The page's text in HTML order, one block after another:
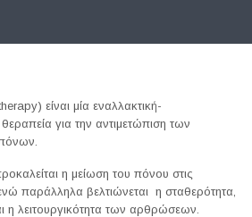
είναι μία εναλλακτική-
για την αντιμετώπιση των
η μείωση του πόνου στις
παράλληλα βελτιώνεται η σταθερότητα,
η λειτουργικότητα των αρθρώσεων.